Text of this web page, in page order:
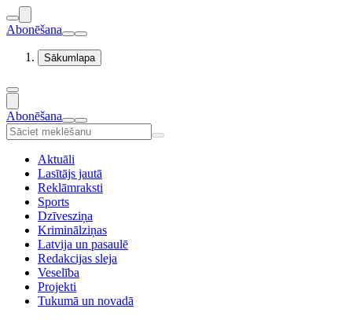
Abonēšana
Sākumlapa
Abonēšana
Aktuāli
Lasītājs jautā
Reklāmraksti
Sports
Dzīvesziņa
Kriminālziņas
Latvija un pasaulē
Redakcijas sleja
Veselība
Projekti
Tukumā un novadā